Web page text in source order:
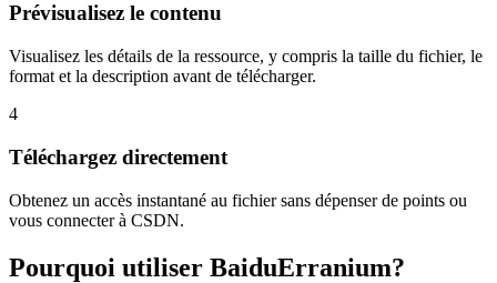
Prévisualisez le contenu
Visualisez les détails de la ressource, y compris la taille du fichier, le
format et la description avant de télécharger.
4
Téléchargez directement
Obtenez un accès instantané au fichier sans dépenser de points ou
vous connecter à CSDN.
Pourquoi utiliser BaiduErranium?